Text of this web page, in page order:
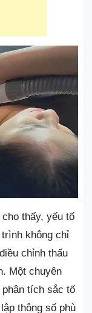
thấy, yếu tố
không chỉ
chỉnh thấu
Một chuyên
tích sắc tố
thông số phù